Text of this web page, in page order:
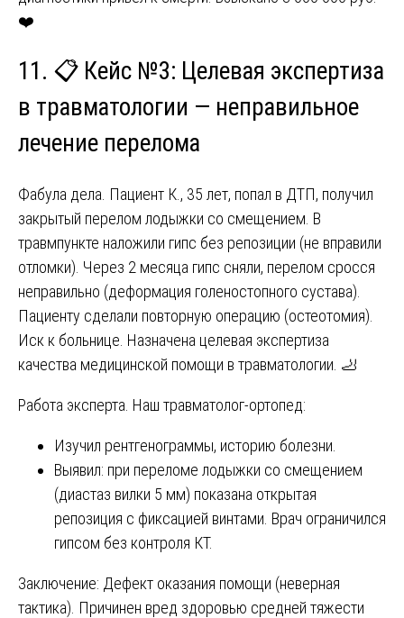
❤️
11. 📋 Кейс №3: Целевая экспертиза
в травматологии — неправильное
лечение перелома
Фабула дела. Пациент К., 35 лет, попал в ДТП, получил
закрытый перелом лодыжки со смещением. В
травмпункте наложили гипс без репозиции (не вправили
отломки). Через 2 месяца гипс сняли, перелом сросся
неправильно (деформация голеностопного сустава).
Пациенту сделали повторную операцию (остеотомия).
Иск к больнице. Назначена целевая экспертиза
качества медицинской помощи в травматологии. 🦶
Работа эксперта. Наш травматолог-ортопед:
Изучил рентгенограммы, историю болезни.
Выявил: при переломе лодыжки со смещением
(диастаз вилки 5 мм) показана открытая
репозиция с фиксацией винтами. Врач ограничился
гипсом без контроля КТ.
Заключение: Дефект оказания помощи (неверная
тактика). Причинен вред здоровью средней тяжести